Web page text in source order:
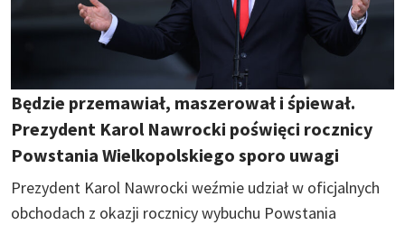
Będzie przemawiał, maszerował i śpiewał.
Prezydent Karol Nawrocki poświęci rocznicy
Powstania Wielkopolskiego sporo uwagi
Prezydent Karol Nawrocki weźmie udział w oficjalnych
obchodach z okazji rocznicy wybuchu Powstania